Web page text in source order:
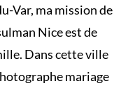
Var, ma mission de
Nice est de
Dans cette ville
mariage